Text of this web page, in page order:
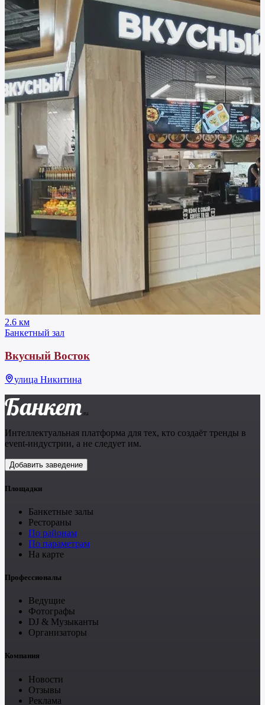
2.6 км
Банкетный зал
Вкусный Восток
улица Никитина
Банкет .ru
Интеллектуальная платформа для тех, кто создаёт тренды в
event-индустрии, а не следует им.
Добавить заведение
Площадки
Банкетные залы
Рестораны
По районам
По параметрам
На карте
Профессионалы
Ведущие
Фотографы
DJ & Музыканты
Организаторы
Компания
Новости
Отзывы
Реклама